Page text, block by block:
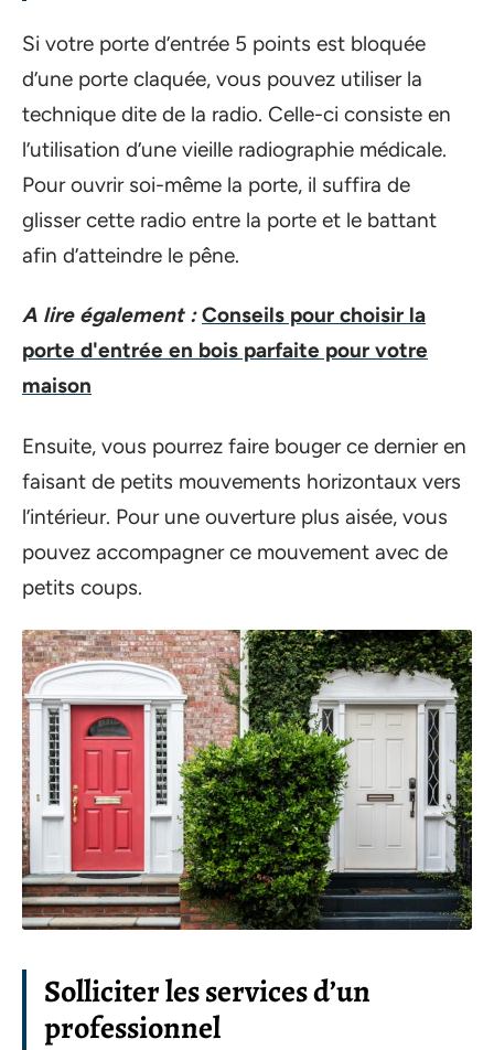
Si votre porte d’entrée 5 points est bloquée
d’une porte claquée, vous pouvez utiliser la
technique dite de la radio. Celle-ci consiste en
l’utilisation d’une vieille radiographie médicale.
Pour ouvrir soi-même la porte, il suffira de
glisser cette radio entre la porte et le battant
afin d’atteindre le pêne.
A lire également : Conseils pour choisir la
porte d'entrée en bois parfaite pour votre
maison
Ensuite, vous pourrez faire bouger ce dernier en
faisant de petits mouvements horizontaux vers
l’intérieur. Pour une ouverture plus aisée, vous
pouvez accompagner ce mouvement avec de
petits coups.
Solliciter les services d’un
professionnel